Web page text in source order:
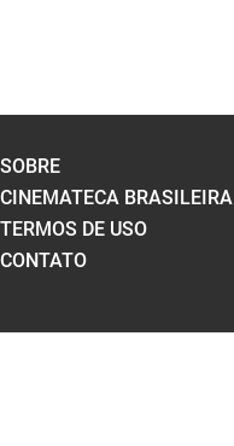
SOBRE
CINEMATECA BRASILEIRA
TERMOS DE USO
CONTATO